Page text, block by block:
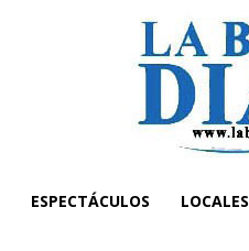
ESPECTÁCULOS LOCALES